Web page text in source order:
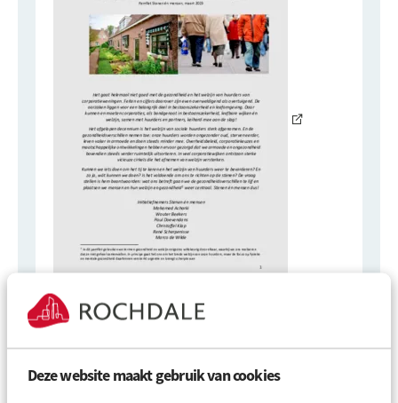
Deze website maakt gebruik van cookies
Stenen en mensen
Welzijn en gezondheid van huurders in het hart